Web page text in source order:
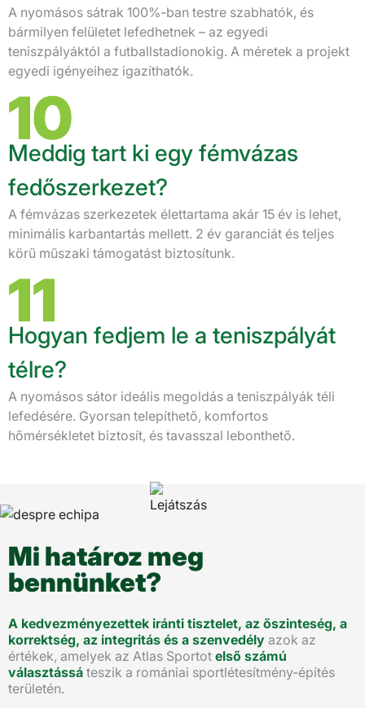
A nyomásos sátrak 100%-ban testre szabhatók, és
bármilyen felületet lefedhetnek – az egyedi
teniszpályáktól a futballstadionokig. A méretek a projekt
egyedi igényeihez igazíthatók.
10
Meddig tart ki egy fémvázas
fedőszerkezet?
A fémvázas szerkezetek élettartama akár 15 év is lehet,
minimális karbantartás mellett. 2 év garanciát és teljes
körű műszaki támogatást biztosítunk.
11
Hogyan fedjem le a teniszpályát
télre?
A nyomásos sátor ideális megoldás a teniszpályák téli
lefedésére. Gyorsan telepíthető, komfortos
hőmérsékletet biztosít, és tavasszal lebonthető.
Mi határoz meg
bennünket?
A kedvezményezettek iránti tisztelet, az őszinteség, a
korrektség, az integritás és a szenvedély azok az
értékek, amelyek az Atlas Sportot első számú
választássá teszik a romániai sportlétesítmény-építés
területén.